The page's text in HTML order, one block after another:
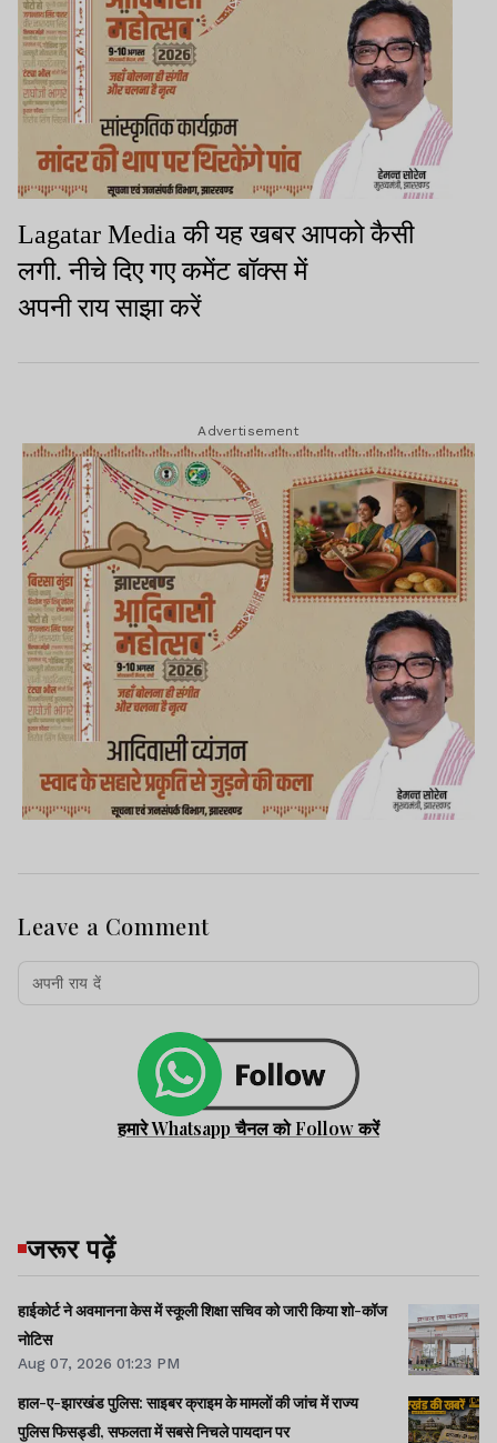
Lagatar Mediaकी यह खबर आपको कैसी
लगी. नीचे दिए गए कमेंट बॉक्स में
अपनी राय साझा करें
Advertisement
Leave a Comment
हमारे Whatsapp चैनल को Follow करें
जरूर पढ़ें
हाईकोर्ट ने अवमानना केस में स्कूली शिक्षा सचिव को जारी किया शो-कॉज
नोटिस
Aug 07, 2026 01:23 PM
हाल-ए-झारखंड पुलिस: साइबर क्राइम के मामलों की जांच में राज्य
पुलिस फिसड्डी, सफलता में सबसे निचले पायदान पर